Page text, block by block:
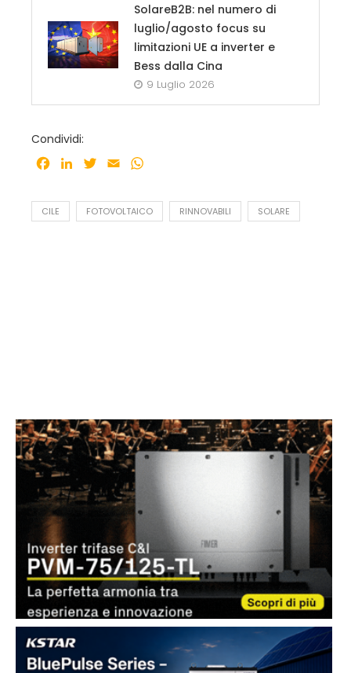
SolareB2B: nel numero di
luglio/agosto focus su
limitazioni UE a inverter e
Bess dalla Cina
9 Luglio 2026
Condividi:
Facebook
LinkedInTwitter
Email
CILE FOTOVOLTAICO RINNOVABILI SOLARE